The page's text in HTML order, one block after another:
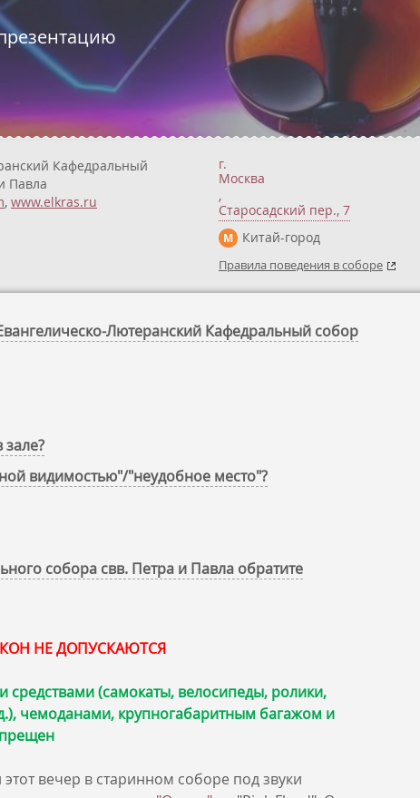
Кафедральный
Павла
, www.elkras.ru
г.
Москва
,
Старосадский пер., 7
М Китай-город
Правила поведения в соборе
Лютеранский Кафедральный собор
видимостью"/"неудобное место"?
собора свв. Петра и Павла обратите
НЕ ДОПУСКАЮТСЯ
средствами (самокаты, велосипеды, ролики,
чемоданами, крупногабаритным багажом и
вечер в старинном соборе под звуки